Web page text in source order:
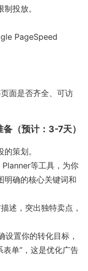
投放。
PageSpeed
面是否齐全、可访
（预计：3-7天）
策划。
等工具，为你
明确的核心关键词和
述，突出独特卖点，
置你的转化目标，
表单”，这是优化广告